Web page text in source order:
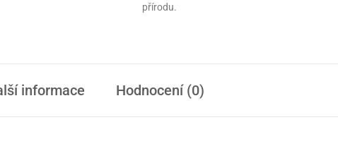
přírodu.
informace Hodnocení (0)